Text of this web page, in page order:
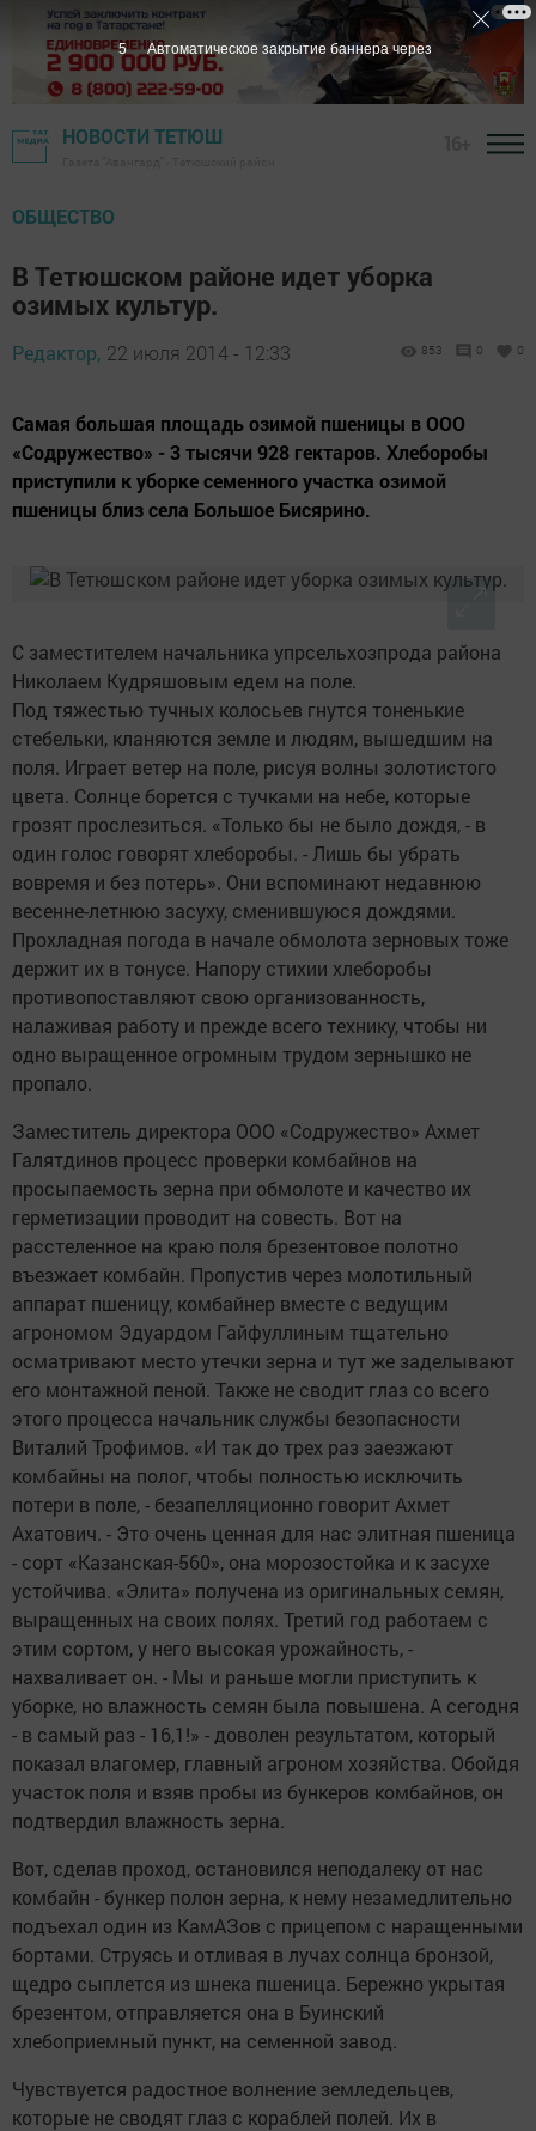
НОВОСТИ ТЕТЮШ
ОБЩЕСТВО
В Тетюшском районе идет уборка
озимых культур.
Редактор, 22 июля 2014 - 12:33 853 0 0
Самая большая площадь озимой пшеницы в ООО
«Содружество» - 3 тысячи 928 гектаров. Хлеборобы
приступили к уборке семенного участка озимой
пшеницы близ села Большое Бисярино.
С заместителем начальника упрсельхозпрода района
Николаем Кудряшовым едем на поле.
Под тяжестью тучных колосьев гнутся тоненькие
стебельки, кланяются земле и людям, вышедшим на
поля. Играет ветер на поле, рисуя волны золотистого
цвета. Солнце борется с тучками на небе, которые
грозят прослезиться. «Только бы не было дождя, - в
один голос говорят хлеборобы. - Лишь бы убрать
вовремя и без потерь». Они вспоминают недавнюю
весенне-летнюю засуху, сменившуюся дождями.
Прохладная погода в начале обмолота зерновых тоже
держит их в тонусе. Напору стихии хлеборобы
противопоставляют свою организованность,
налаживая работу и преж­де всего технику, чтобы ни
одно выращенное огромным трудом зернышко не
пропало.
Заместитель директора ООО «Содружество» Ахмет
Галятдинов процесс проверки комбайнов на
просыпаемость зерна при обмолоте и качество их
герметизации проводит на совесть. Вот на
расстеленное на краю поля брезентовое полотно
въезжает комбайн. Пропустив через молотильный
аппарат пшеницу, комбайнер вместе с ведущим
агрономом Эдуардом Гайфуллиным тщательно
осматривают место утечки зерна и тут же заделывают
его монтажной пеной. Также не сводит глаз со всего
этого процесса начальник службы безопасности
Виталий Трофимов. «И так до трех раз заезжают
комбайны на полог, чтобы полностью исключить
потери в поле, - безапелляционно говорит Ахмет
Ахатович. - Это очень ценная для нас элитная пшеница
- сорт «Казанская-560», она морозостойка и к засухе
устойчива. «Элита» получена из оригинальных семян,
выращенных на своих полях. Третий год работаем с
этим сор­том, у него высокая урожайность, -
нахваливает он. - Мы и раньше могли приступить к
уборке, но влажность семян была повышена. А сегодня
- в самый раз - 16,1!» - доволен результатом, который
показал влагомер, главный агроном хозяйства. Обойдя
участок поля и взяв пробы из бункеров комбайнов, он
подтвердил влажность зерна.
Вот, сделав проход, остановился неподалеку от нас
комбайн - бункер полон зерна, к нему незамедлительно
подъехал один из КамАЗов с прицепом с наращенными
бортами. Струясь и отливая в лучах солнца бронзой,
щедро сыплется из шнека пшеница. Бережно укрытая
брезентом, отправляется она в Буинский
хлебоприемный пункт, на семенной завод.
Чувствуется радостное волнение земледельцев,
которые не сводят глаз с кораблей полей. Их в
4 Автоматическое закрытие баннера через